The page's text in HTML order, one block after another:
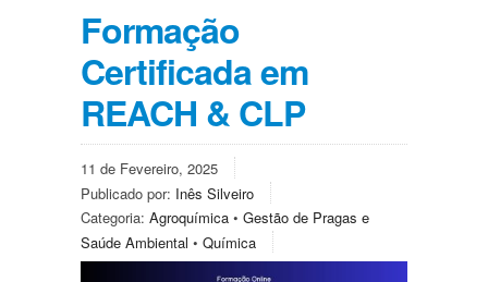
Formação
Certificada em
REACH & CLP
11 de Fevereiro, 2025
Publicado por: Inês Silveiro
Categoria: Agroquímica • Gestão de Pragas e
Saúde Ambiental • Química